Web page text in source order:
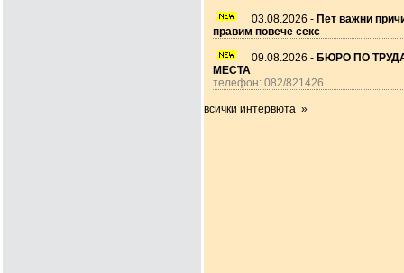
03.08.2026 - Пет важни
правим повече секс
09.08.2026 - БЮРО ПО
МЕСТА
телефон: 082/821426
всички интервюта »